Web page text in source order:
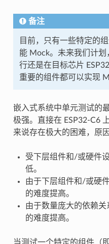
备注
目前，只有一些特定的
能 Mock。未来我们计
行还是在目标芯片
重要的组件都可以实现
嵌入式系统中单元测试的
极强。直接在 ESP32-C6
来说存在极大的困难，原
受下层组件和/或硬件
低。
由于下层组件和/或硬
的难度提高。
由于数量庞大的依赖
的难度提高。